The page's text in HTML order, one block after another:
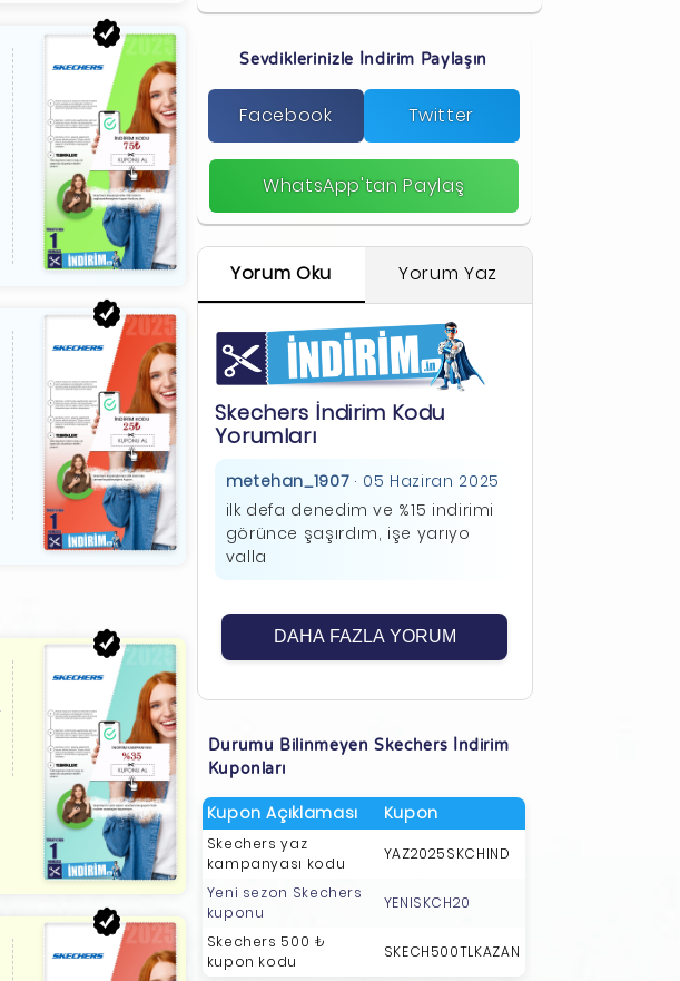
Sevdiklerinizle İndirim Paylaşın
Facebook Twitter
WhatsApp'tan Paylaş
Yorum Oku Yorum Yaz
Skechers İndirim Kodu
Yorumları
metehan_1907· 05 Haziran 2025
ilk defa denedim ve %15 indirimi
görünce şaşırdım, işe yarıyo
valla
DAHA FAZLA YORUM
Durumu Bilinmeyen Skechers İndirim
Kuponları
Kupon Açıklaması Kupon
Skechers yaz
kampanyası kodu
YAZ2025SKCHIND
Yeni sezon Skechers
kuponu
YENISKCH20
Skechers 500 ₺
kupon kodu
SKECH500TLKAZAN